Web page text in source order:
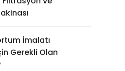
İmalatı
Gerekli Olan